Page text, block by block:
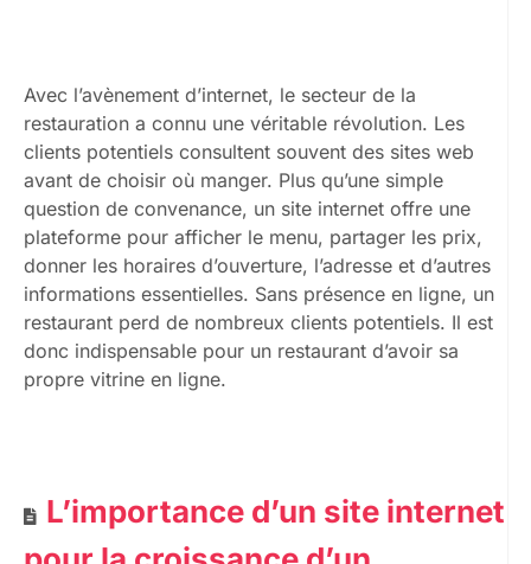
Avec l’avènement d’internet, le secteur de la
restauration a connu une véritable révolution. Les
clients potentiels consultent souvent des sites web
avant de choisir où manger. Plus qu’une simple
question de convenance, un site internet offre une
plateforme pour afficher le menu, partager les prix,
donner les horaires d’ouverture, l’adresse et d’autres
informations essentielles. Sans présence en ligne, un
restaurant perd de nombreux clients potentiels. Il est
donc indispensable pour un restaurant d’avoir sa
propre vitrine en ligne.
L’importance d’un site internet